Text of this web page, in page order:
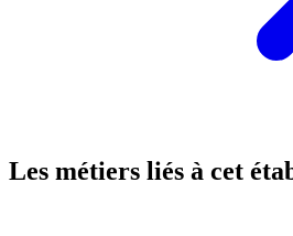
Les métiers liés à cet